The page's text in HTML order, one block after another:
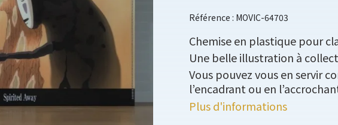
Référence : MOVIC-64703
Chemise en plastique pour
Une belle illustration à
Vous pouvez vous en servir
l’encadrant ou en
Plus d'informations